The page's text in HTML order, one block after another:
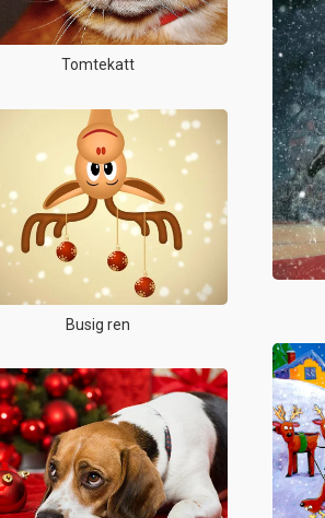
Tomtekatt
Busig ren